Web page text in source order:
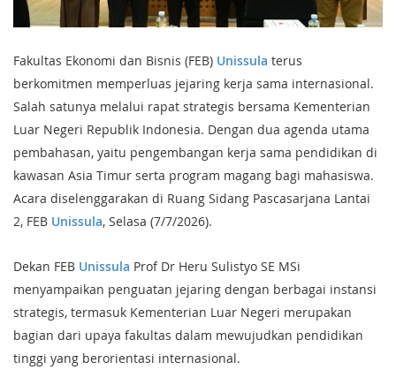
Fakultas Ekonomi dan Bisnis (FEB) Unissula terus
berkomitmen memperluas jejaring kerja sama internasional.
Salah satunya melalui rapat strategis bersama Kementerian
Luar Negeri Republik Indonesia. Dengan dua agenda utama
pembahasan, yaitu pengembangan kerja sama pendidikan di
kawasan Asia Timur serta program magang bagi mahasiswa.
Acara diselenggarakan di Ruang Sidang Pascasarjana Lantai
2, FEB Unissula, Selasa (7/7/2026).
Dekan FEB Unissula Prof Dr Heru Sulistyo SE MSi
menyampaikan penguatan jejaring dengan berbagai instansi
strategis, termasuk Kementerian Luar Negeri merupakan
bagian dari upaya fakultas dalam mewujudkan pendidikan
tinggi yang berorientasi internasional.